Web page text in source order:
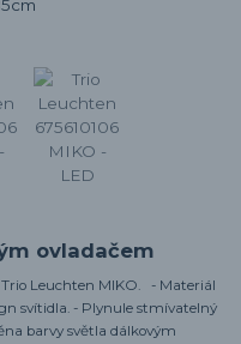
ovladačem
Leuchten MIKO. - Materiál
svítidla. - Plynule stmívatelný
barvy světla dálkovým